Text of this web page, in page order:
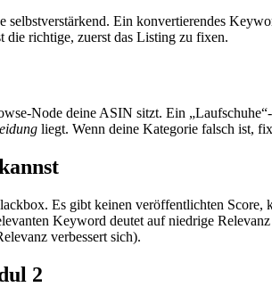
selbstverstärkend. Ein konvertierendes
richtige, zuerst das Listing zu fixen.
Node deine ASIN sitzt. Ein
liegt. Wenn deine Kategorie falsch ist,
Es gibt keinen veröffentlichten Score,
Keyword deutet auf niedrige
verbessert sich).
2